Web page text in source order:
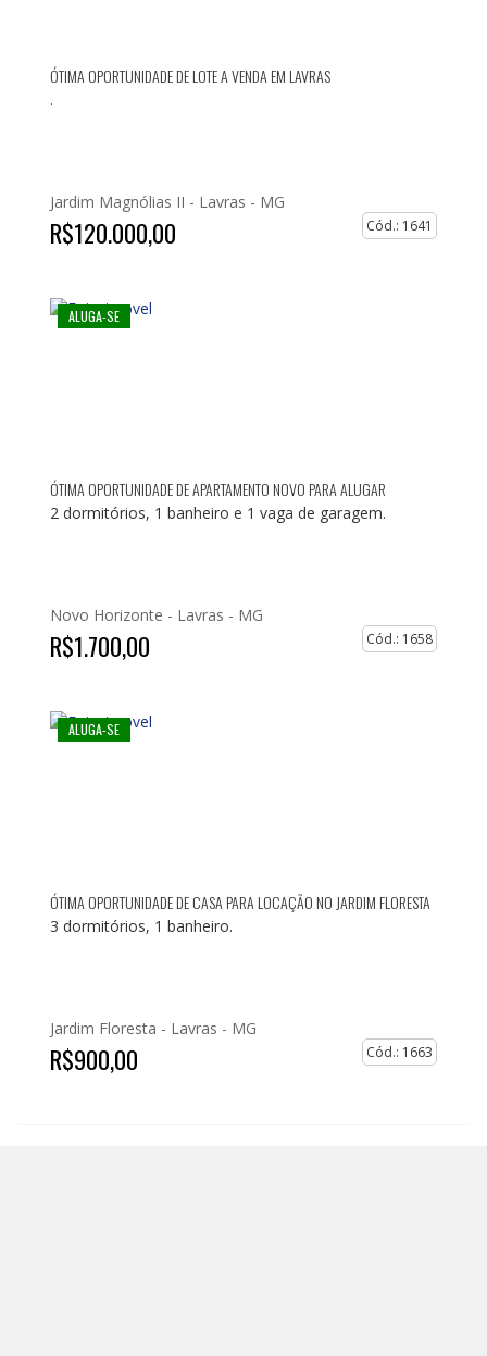
ÓTIMA OPORTUNIDADE DE LOTE A VENDA EM LAVRAS
.
Jardim Magnólias II - Lavras - MG
R$120.000,00 Cód.: 1641
ALUGA-SE
ÓTIMA OPORTUNIDADE DE APARTAMENTO NOVO PARA ALUGAR
2 dormitórios, 1 banheiro e 1 vaga de garagem.
Novo Horizonte - Lavras - MG
R$1.700,00 Cód.: 1658
ALUGA-SE
ÓTIMA OPORTUNIDADE DE CASA PARA LOCAÇÃO NO JARDIM FLORESTA
3 dormitórios, 1 banheiro.
Jardim Floresta - Lavras - MG
R$900,00 Cód.: 1663